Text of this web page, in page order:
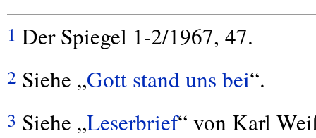
1 Der Spiegel 1-2/1967, 47.
2 Siehe „Gott stand uns bei“.
3 Siehe „Leserbrief“ von Karl